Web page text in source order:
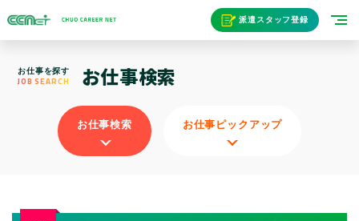
派遣スタッフ登録
お仕事を探す
JOB SEARCH お仕事検索
お仕事検索 お仕事ピックアップ